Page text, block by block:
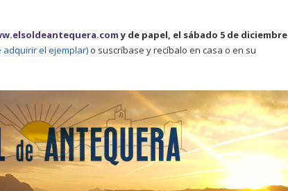
y de papel, el sábado 5 de diciembre
el ejemplar) o suscríbase y recíbalo en casa o en su